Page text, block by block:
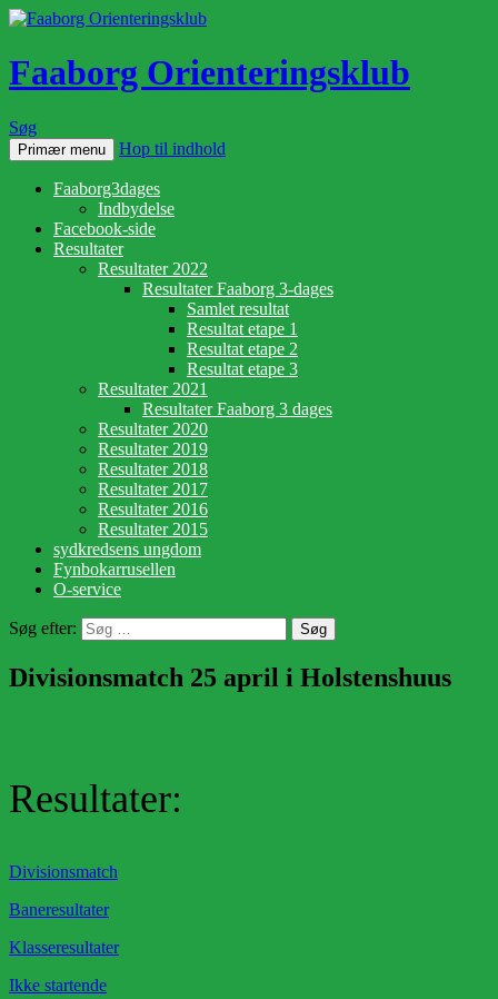
Faaborg Orienteringsklub
Søg
Primær menu Hop til indhold
Faaborg3dages
Indbydelse
Facebook-side
Resultater
Resultater 2022
Resultater Faaborg 3-dages
Samlet resultat
Resultat etape 1
Resultat etape 2
Resultat etape 3
Resultater 2021
Resultater Faaborg 3 dages
Resultater 2020
Resultater 2019
Resultater 2018
Resultater 2017
Resultater 2016
Resultater 2015
sydkredsens ungdom
Fynbokarrusellen
O-service
Søg efter:
Divisionsmatch 25 april i Holstenshuus
Resultater:
Divisionsmatch
Baneresultater
Klasseresultater
Ikke startende